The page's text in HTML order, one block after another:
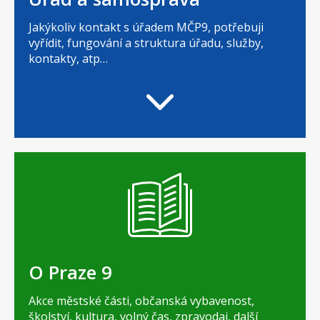
Jakýkoliv kontakt s úřadem MČP9, potřebuji
vyřídit, fungování a struktura úřadu, služby,
kontakty, atp…
O Praze 9
Akce městské části, občanská vybavenost,
školství, kultura, volný čas, zpravodaj, další